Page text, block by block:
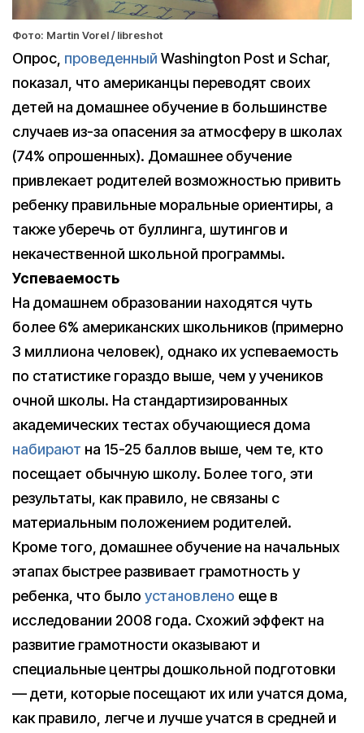
Фото: Martin Vorel / libreshot
Опрос, проведенный Washington Post и Schar,
показал, что американцы переводят своих
детей на домашнее обучение в большинстве
случаев из-за опасения за атмосферу в школах
(74% опрошенных). Домашнее обучение
привлекает родителей возможностью привить
ребенку правильные моральные ориентиры, а
также уберечь от буллинга, шутингов и
некачественной школьной программы.
Успеваемость
На домашнем образовании находятся чуть
более 6% американских школьников (примерно
3 миллиона человек), однако их успеваемость
по статистике гораздо выше, чем у учеников
очной школы. На стандартизированных
академических тестах обучающиеся дома
набирают на 15-25 баллов выше, чем те, кто
посещает обычную школу. Более того, эти
результаты, как правило, не связаны с
материальным положением родителей.
Кроме того, домашнее обучение на начальных
этапах быстрее развивает грамотность у
ребенка, что было установлено еще в
исследовании 2008 года. Схожий эффект на
развитие грамотности оказывают и
специальные центры дошкольной подготовки
— дети, которые посещают их или учатся дома,
как правило, легче и лучше учатся в средней и